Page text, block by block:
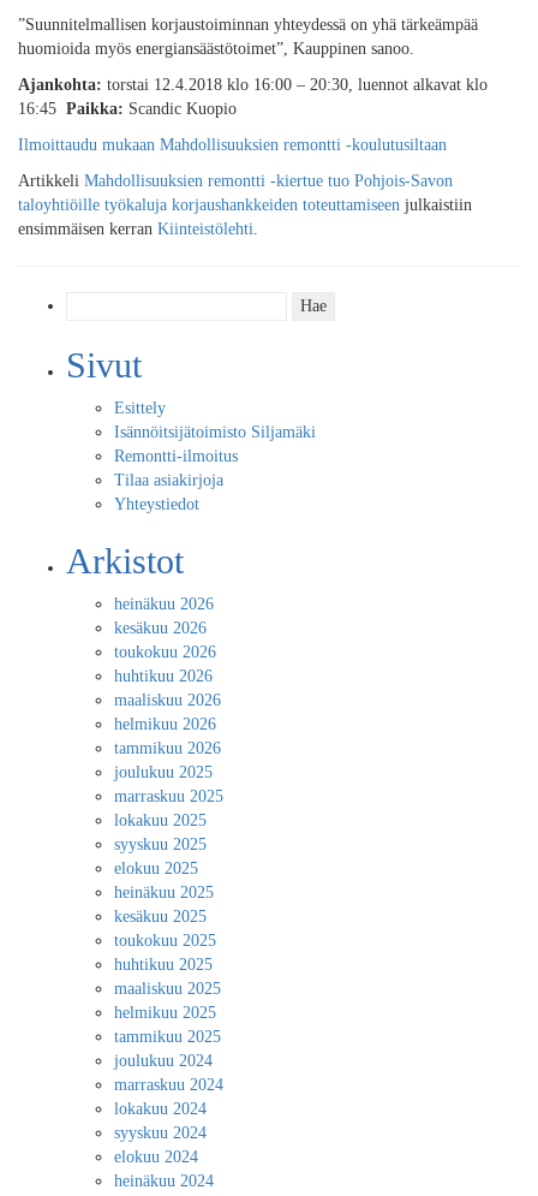
”Suunnitelmallisen korjaustoiminnan yhteydessä on yhä tärkeämpää
huomioida myös energiansäästötoimet”, Kauppinen sanoo.
Ajankohta: torstai 12.4.2018 klo 16:00 – 20:30, luennot alkavat klo
16:45 Paikka: Scandic Kuopio
Ilmoittaudu mukaan Mahdollisuuksien remontti -koulutusiltaan
Artikkeli Mahdollisuuksien remontti -kiertue tuo Pohjois-Savon
taloyhtiöille työkaluja korjaushankkeiden toteuttamiseen julkaistiin
ensimmäisen kerran Kiinteistölehti.
Sivut
Esittely
Isännöitsijätoimisto Siljamäki
Remontti-ilmoitus
Tilaa asiakirjoja
Yhteystiedot
Arkistot
heinäkuu 2026
kesäkuu 2026
toukokuu 2026
huhtikuu 2026
maaliskuu 2026
helmikuu 2026
tammikuu 2026
joulukuu 2025
marraskuu 2025
lokakuu 2025
syyskuu 2025
elokuu 2025
heinäkuu 2025
kesäkuu 2025
toukokuu 2025
huhtikuu 2025
maaliskuu 2025
helmikuu 2025
tammikuu 2025
joulukuu 2024
marraskuu 2024
lokakuu 2024
syyskuu 2024
elokuu 2024
heinäkuu 2024